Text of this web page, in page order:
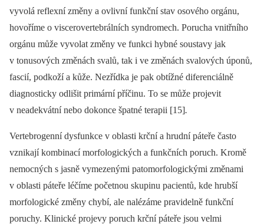
vyvolá reflexní změny a ovlivní funkční stav osového orgánu,
hovoříme o viscerovertebrálních syndromech. Porucha vnitřního
orgánu může vyvolat změny ve funkci hybné soustavy jak
v tonusových změnách svalů, tak i ve změnách svalových úponů,
fascií, podkoží a kůže. Nezřídka je pak obtížné diferenciálně
diagnosticky odlišit primární příčinu. To se může projevit
v neadekvátní nebo dokonce špatné terapii [15].
Vertebrogenní dysfunkce v oblasti krční a hrudní páteře často
vznikají kombinací morfologických a funkčních poruch. Kromě
nemocných s jasně vymezenými patomorfologickými změnami
v oblasti páteře léčíme početnou skupinu pacientů, kde hrubší
morfologické změny chybí, ale nalézáme pravidelně funkční
poruchy. Klinické projevy poruch krční páteře jsou velmi